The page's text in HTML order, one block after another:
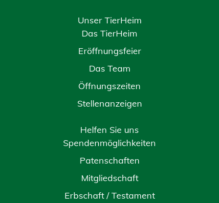
Unser TierHeim
Das TierHeim
Eröffnungsfeier
Das Team
Öffnungszeiten
Stellenanzeigen
Helfen Sie uns
Spendenmöglichkeiten
Patenschaften
Mitgliedschaft
Erbschaft / Testament